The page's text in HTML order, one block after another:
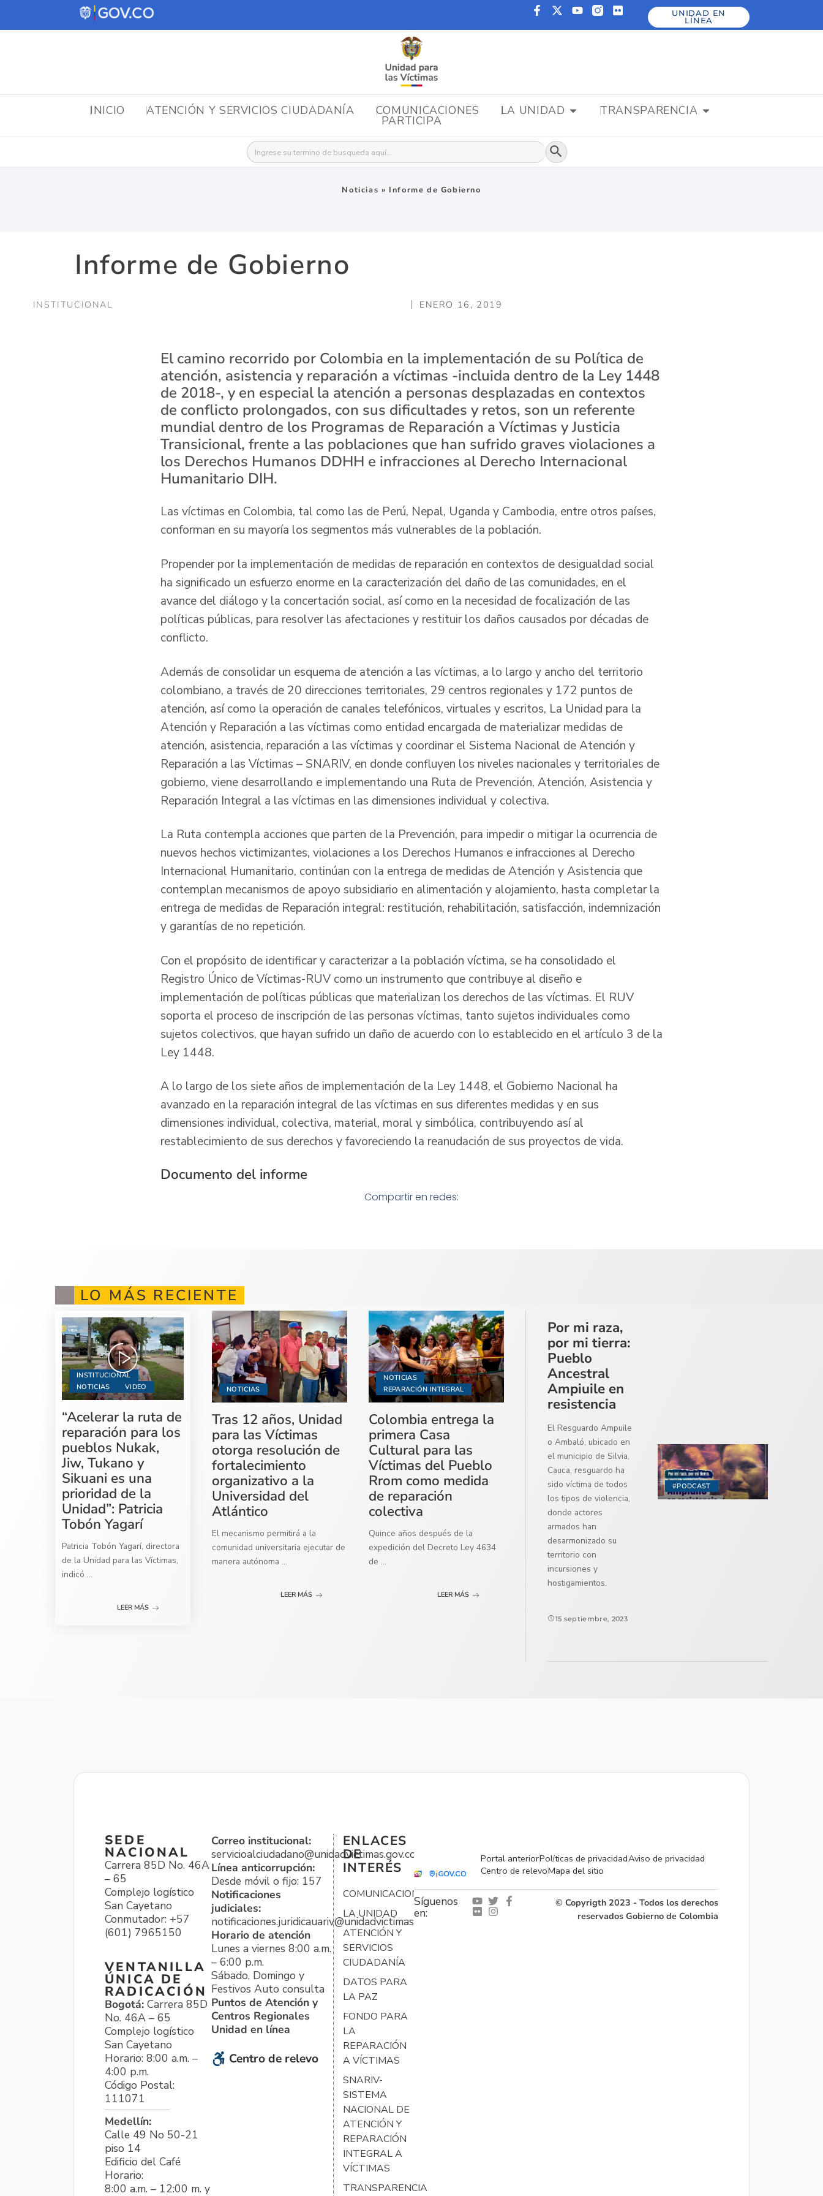
UNIDAD EN
LÍNEA
INICIO ATENCIÓN Y SERVICIOS CIUDADANÍA COMUNICACIONES LA UNIDAD TRANSPARENCIA
PARTICIPA
Buscar: Botón de búsqueda
Noticias » Informe de Gobierno
Informe de Gobierno
INSTITUCIONAL ENERO 16, 2019
El camino recorrido por Colombia en la implementación de su Política de
atención, asistencia y reparación a víctimas -incluida dentro de la Ley 1448
de 2018-, y en especial la atención a personas desplazadas en contextos
de conflicto prolongados, con sus dificultades y retos, son un referente
mundial dentro de los Programas de Reparación a Víctimas y Justicia
Transicional, frente a las poblaciones que han sufrido graves violaciones a
los Derechos Humanos DDHH e infracciones al Derecho Internacional
Humanitario DIH.
Las víctimas en Colombia, tal como las de Perú, Nepal, Uganda y Cambodia, entre otros países,
conforman en su mayoría los segmentos más vulnerables de la población.
Propender por la implementación de medidas de reparación en contextos de desigualdad social
ha significado un esfuerzo enorme en la caracterización del daño de las comunidades, en el
avance del diálogo y la concertación social, así como en la necesidad de focalización de las
políticas públicas, para resolver las afectaciones y restituir los daños causados por décadas de
conflicto.
Además de consolidar un esquema de atención a las víctimas, a lo largo y ancho del territorio
colombiano, a través de 20 direcciones territoriales, 29 centros regionales y 172 puntos de
atención, así como la operación de canales telefónicos, virtuales y escritos, La Unidad para la
Atención y Reparación a las víctimas como entidad encargada de materializar medidas de
atención, asistencia, reparación a las víctimas y coordinar el Sistema Nacional de Atención y
Reparación a las Víctimas – SNARIV, en donde confluyen los niveles nacionales y territoriales de
gobierno, viene desarrollando e implementando una Ruta de Prevención, Atención, Asistencia y
Reparación Integral a las víctimas en las dimensiones individual y colectiva.
La Ruta contempla acciones que parten de la Prevención, para impedir o mitigar la ocurrencia de
nuevos hechos victimizantes, violaciones a los Derechos Humanos e infracciones al Derecho
Internacional Humanitario, continúan con la entrega de medidas de Atención y Asistencia que
contemplan mecanismos de apoyo subsidiario en alimentación y alojamiento, hasta completar la
entrega de medidas de Reparación integral: restitución, rehabilitación, satisfacción, indemnización
y garantías de no repetición.
Con el propósito de identificar y caracterizar a la población víctima, se ha consolidado el
Registro Único de Víctimas-RUV como un instrumento que contribuye al diseño e
implementación de políticas públicas que materializan los derechos de las víctimas. El RUV
soporta el proceso de inscripción de las personas víctimas, tanto sujetos individuales como
sujetos colectivos, que hayan sufrido un daño de acuerdo con lo establecido en el artículo 3 de la
Ley 1448.
A lo largo de los siete años de implementación de la Ley 1448, el Gobierno Nacional ha
avanzado en la reparación integral de las víctimas en sus diferentes medidas y en sus
dimensiones individual, colectiva, material, moral y simbólica, contribuyendo así al
restablecimiento de sus derechos y favoreciendo la reanudación de sus proyectos de vida.
Documento del informe
Compartir en redes:
LO MÁS RECIENTE
INSTITUCIONAL
NOTICIAS
VIDEO
“Acelerar la ruta de
reparación para los
pueblos Nukak,
Jiw, Tukano y
Sikuani es una
prioridad de la
Unidad”: Patricia
Tobón Yagarí
Patricia Tobón Yagarí, directora
de la Unidad para las Víctimas,
indicó ...
LEER MÁS
NOTICIAS
Tras 12 años, Unidad
para las Víctimas
otorga resolución de
fortalecimiento
organizativo a la
Universidad del
Atlántico
El mecanismo permitirá a la
comunidad universitaria ejecutar de
manera autónoma ...
LEER MÁS
NOTICIAS
REPARACIÓN INTEGRAL
Colombia entrega la
primera Casa
Cultural para las
Víctimas del Pueblo
Rrom como medida
de reparación
colectiva
Quince años después de la
expedición del Decreto Ley 4634
de ...
LEER MÁS
#PODCAST
Por mi raza,
por mi tierra:
Pueblo
Ancestral
Ampiuile en
resistencia
El Resguardo Ampuile
o Ambaló, ubicado en
el municipio de Silvia,
Cauca, resguardo ha
sido víctima de todos
los tipos de violencia,
donde actores
armados han
desarmonizado su
territorio con
incursiones y
hostigamientos.
15 septiembre, 2023
SEDE
NACIONAL
Carrera 85D No. 46A
– 65
Complejo logístico
San Cayetano
Conmutador: +57
(601) 7965150
VENTANILLA
ÚNICA DE
RADICACIÓN
Bogotá: Carrera 85D
No. 46A – 65
Complejo logístico
San Cayetano
Horario: 8:00 a.m. –
4:00 p.m.
Código Postal:
111071
Medellín:
Calle 49 No 50-21
piso 14
Edificio del Café
Horario:
8:00 a.m. – 12:00 m. y
Correo institucional:
servicioalciudadano@unidadvictimas.gov.co
Línea anticorrupción:
Desde móvil o fijo: 157
Notificaciones
judiciales:
notificaciones.juridicauariv@unidadvictimas.gov.co
Horario de atención
Lunes a viernes 8:00 a.m.
– 6:00 p.m.
Sábado, Domingo y
Festivos Auto consulta
Puntos de Atención y
Centros Regionales
Unidad en línea
Centro de relevo
ENLACES
DE
INTERÉS
COMUNICACIONES
LA UNIDAD
ATENCIÓN Y
SERVICIOS
CIUDADANÍA
DATOS PARA
LA PAZ
FONDO PARA
LA
REPARACIÓN
A VÍCTIMAS
SNARIV-
SISTEMA
NACIONAL DE
ATENCIÓN Y
REPARACIÓN
INTEGRAL A
VÍCTIMAS
TRANSPARENCIA
Portal anteriorPolíticas de privacidadAviso de privacidad
Centro de relevoMapa del sitio
Síguenos
en:
© Copyrigth 2023 - Todos los derechos
reservados Gobierno de Colombia